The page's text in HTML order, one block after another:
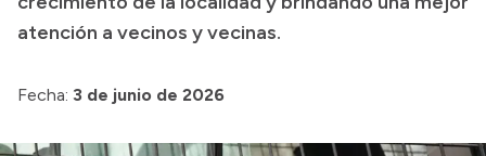
atención a vecinos y vecinas.
Fecha: 3 de junio de 2026